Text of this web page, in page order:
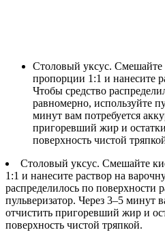
Столовый уксус. Смешайте
пропорции 1:1 и нанесите
Чтобы средство
равномерно, используйте
минут вам потребуется
пригоревший жир и
поверхность чистой
Столовый уксус. Смешайте
1:1 и нанесите раствор на
распределилось по поверхности
пульверизатор. Через 3–5 минут
отчистить пригоревший жир и
поверхность чистой тряпкой.